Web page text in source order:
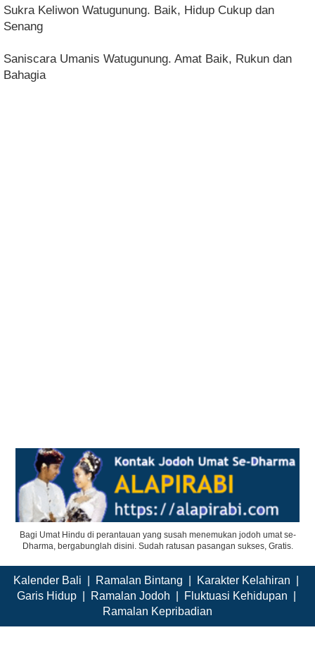
Sukra Keliwon Watugunung. Baik, Hidup Cukup dan
Senang
Saniscara Umanis Watugunung. Amat Baik, Rukun dan
Bahagia
Bagi Umat Hindu di perantauan yang susah menemukan jodoh umat se-
Dharma, bergabunglah disini. Sudah ratusan pasangan sukses, Gratis.
Kalender Bali Ramalan Bintang Karakter Kelahiran
Garis Hidup| Ramalan Jodoh Fluktuasi Kehidupan
Ramalan Kepribadian